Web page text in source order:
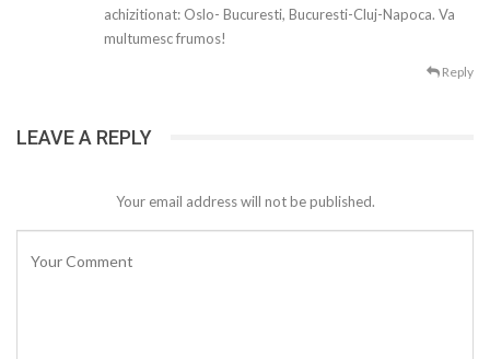
achizitionat: Oslo- Bucuresti, Bucuresti-Cluj-Napoca. Va
multumesc frumos!
Reply
LEAVE A REPLY
Your email address will not be published.